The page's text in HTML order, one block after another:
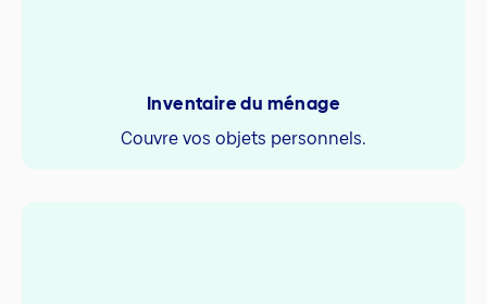
Inventaire du ménage
Couvre vos objets personnels.